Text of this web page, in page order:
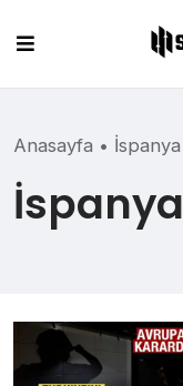
content
Anasayfa • İspanya
İspanya